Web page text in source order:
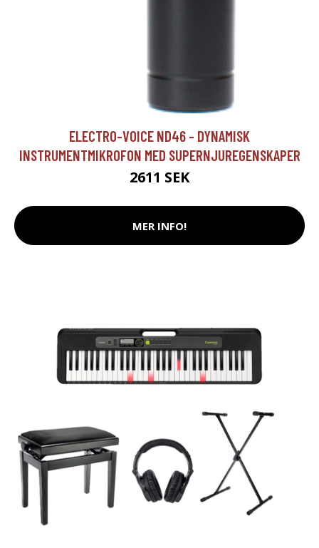
ELECTRO-VOICE ND46 - DYNAMISK
INSTRUMENTMIKROFON MED SUPERNJUREGENSKAPER
2611 SEK
MER INFO!